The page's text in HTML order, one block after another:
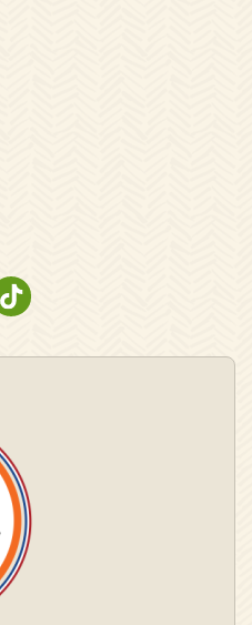
INSTAGRAM
OP PINTEREST
OP YOUTUBE
NATURESCANNER OP TIKTOK